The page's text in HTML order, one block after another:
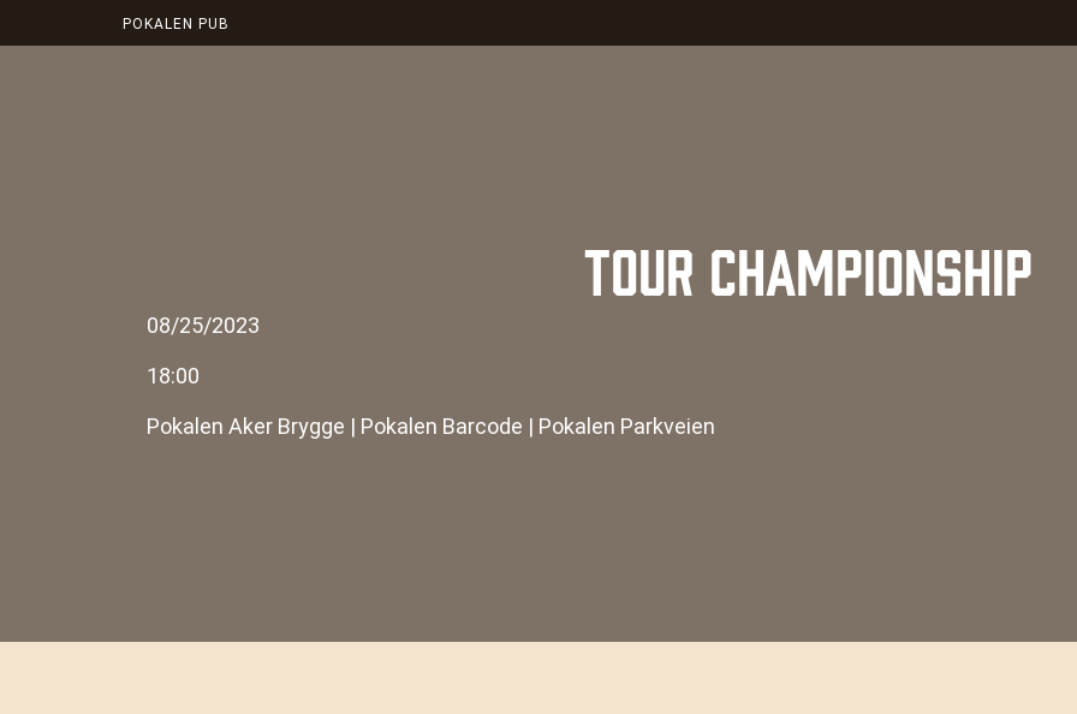
POKALEN PUB
TOUR CHAMPIONSHIP
08/25/2023
18:00
Pokalen Aker Brygge | Pokalen Barcode | Pokalen Parkveien